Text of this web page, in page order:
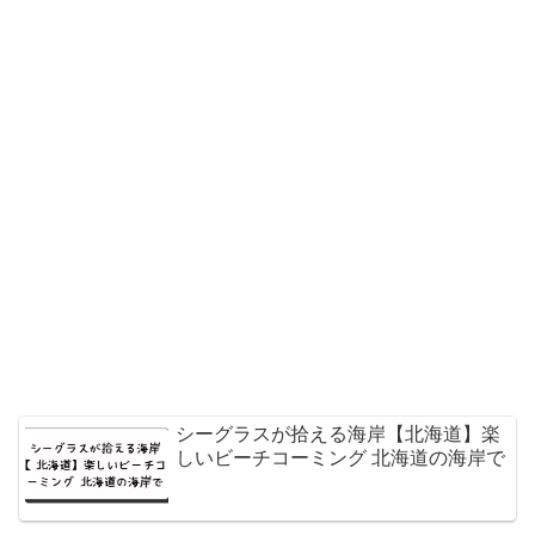
シーグラスが拾える海岸【北海道】楽
しいビーチコーミング 北海道の海岸で